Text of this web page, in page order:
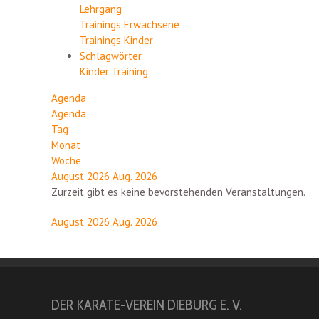
Lehrgang
Trainings Erwachsene
Trainings Kinder
Schlagwörter
Kinder Training
Agenda
Agenda
Tag
Monat
Woche
August 2026 Aug. 2026
Zurzeit gibt es keine bevorstehenden Veranstaltungen.
August 2026 Aug. 2026
DER KARATE-VEREIN DIEBURG E. V.